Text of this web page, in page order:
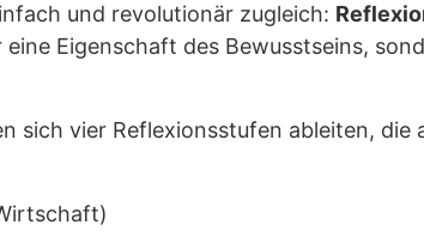
und revolutionär zugleich:
Eigenschaft des Bewusstseins,
sich vier Reflexionsstufen ableiten, die